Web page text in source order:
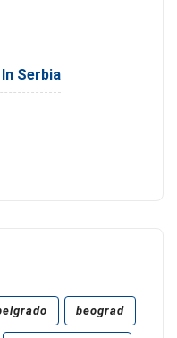
Serbia
beograd